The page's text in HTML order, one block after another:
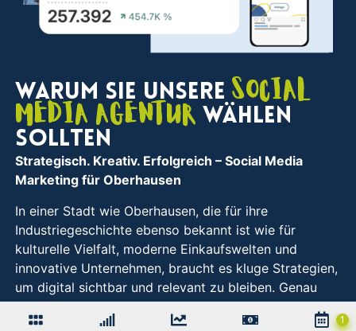
Warum Sie unsere Social
Media Agentur wählen
sollten
Strategisch. Kreativ. Erfolgreich – Social Media
Marketing für Oberhausen
In einer Stadt wie Oberhausen, die für ihre
Industriegeschichte ebenso bekannt ist wie für
kulturelle Vielfalt, moderne Einkaufswelten und
innovative Unternehmen, braucht es kluge Strategien,
um digital sichtbar und relevant zu bleiben. Genau
hier setzen wir an: Seit über zehn Jahren unterstützen
wir Unternehmen aus Oberhausen mit individuellem